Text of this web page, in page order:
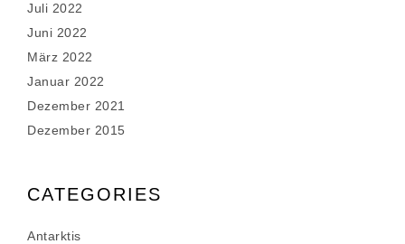
Juli 2022
Juni 2022
März 2022
Januar 2022
Dezember 2021
Dezember 2015
CATEGORIES
Antarktis